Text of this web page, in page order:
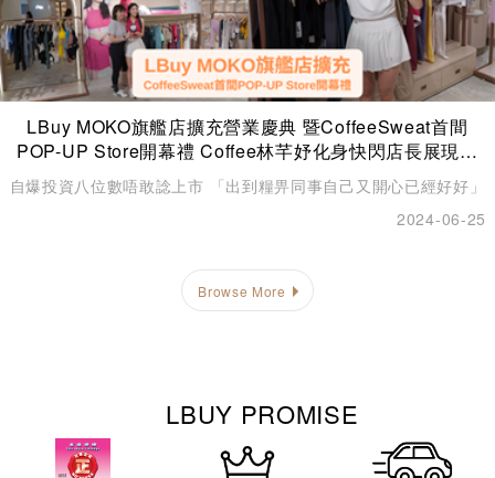
LBuy MOKO旗艦店擴充營業慶典 暨CoffeeSweat首間
POP-UP Store開幕禮 Coffee林芊妤化身快閃店長展現健
康美
自爆投資八位數唔敢諗上市 「出到糧畀同事自己又開心已經好好」
2024-06-25
Browse More
LBUY PROMISE